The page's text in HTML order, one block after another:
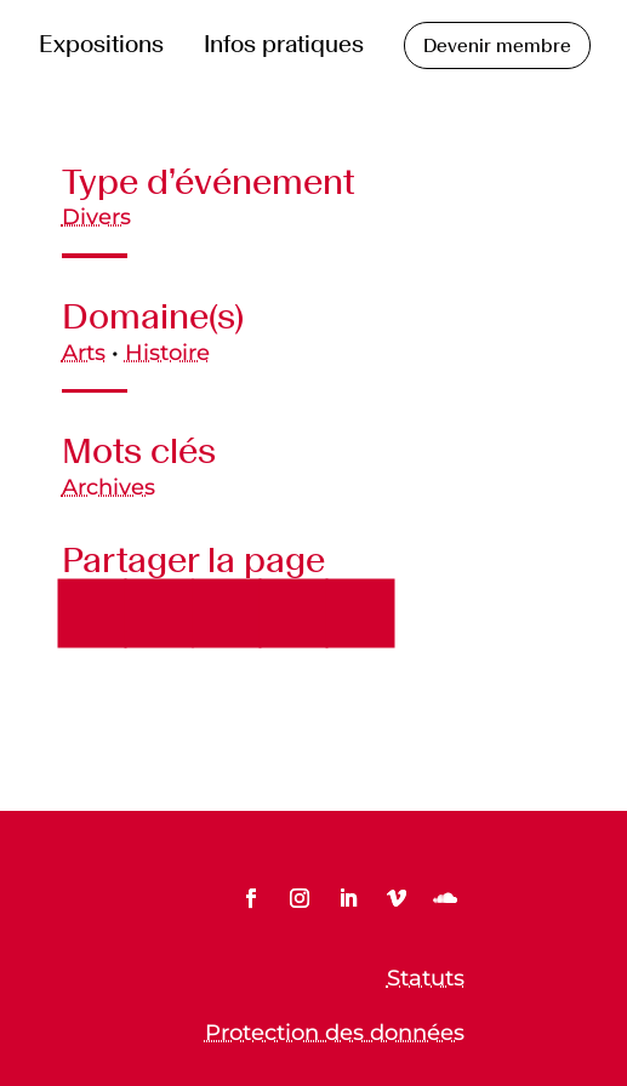
Expositions Infos pratiques Devenir membre
Type d’événement
Divers
Domaine(s)
Arts• Histoire
Mots clés
Archives
Partager la page
Statuts
Protection des données